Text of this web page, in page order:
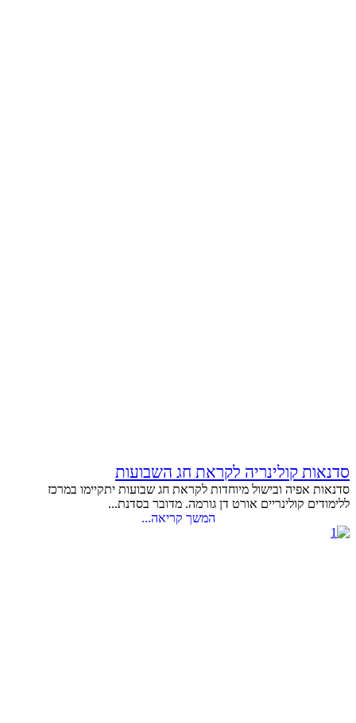
סדנאות קולינריה לקראת חג השבועות
סדנאות אפיה ובישול מיוחדות לקראת חג שבועות יתקיימו במרכז
ללימודים קולינריים אורט דן גורמה. מדובר בסדנת...
המשך קריאה...